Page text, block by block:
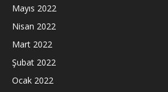
Mayıs 2022
Nisan 2022
Mart 2022
Şubat 2022
Ocak 2022